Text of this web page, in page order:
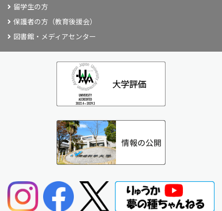
留学生の方
保護者の方（教育後援会）
図書館・メディアセンター